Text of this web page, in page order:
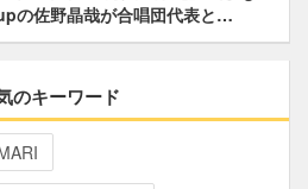
の佐野晶哉が合唱団代表と…
のキーワード